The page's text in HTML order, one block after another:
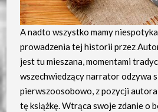
A nadto wszystko mamy
prowadzenia tej historii przez
jest tu mieszana, momentami
wszechwiedzący narrator odzywa
pierwszoosobowo, z pozycji
tę książkę. Wtrąca swoje zdanie o